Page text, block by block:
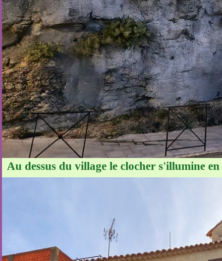
Au dessus du village le clocher s'illumine